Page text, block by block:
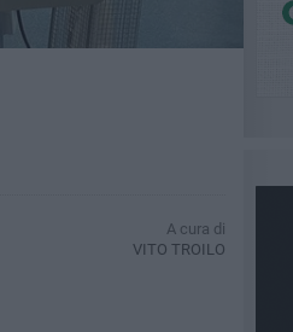
A cura di
VITO TROILO